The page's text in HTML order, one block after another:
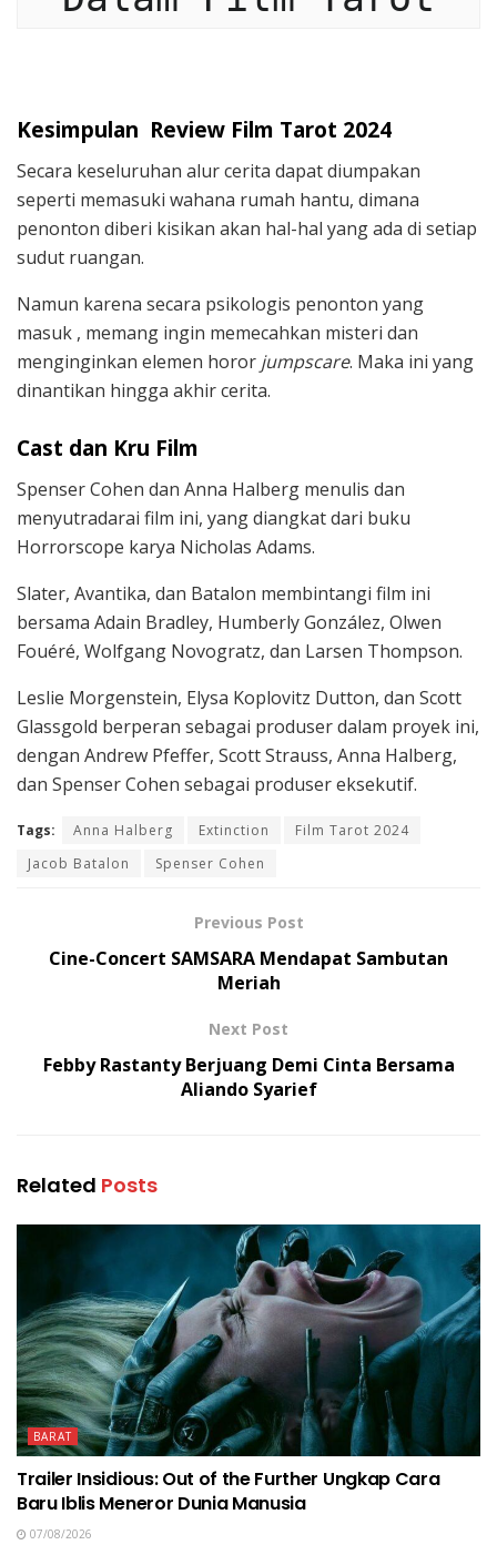
Kesimpulan Review Film Tarot 2024
Secara keseluruhan alur cerita dapat diumpakan
seperti memasuki wahana rumah hantu, dimana
penonton diberi kisikan akan hal-hal yang ada di setiap
sudut ruangan.
Namun karena secara psikologis penonton yang
masuk , memang ingin memecahkan misteri dan
menginginkan elemen horor jumpscare. Maka ini yang
dinantikan hingga akhir cerita.
Cast dan Kru Film
Spenser Cohen dan Anna Halberg menulis dan
menyutradarai film ini, yang diangkat dari buku
Horrorscope karya Nicholas Adams.
Slater, Avantika, dan Batalon membintangi film ini
bersama Adain Bradley, Humberly González, Olwen
Fouéré, Wolfgang Novogratz, dan Larsen Thompson.
Leslie Morgenstein, Elysa Koplovitz Dutton, dan Scott
Glassgold berperan sebagai produser dalam proyek ini,
dengan Andrew Pfeffer, Scott Strauss, Anna Halberg,
dan Spenser Cohen sebagai produser eksekutif.
Tags: Anna Halberg Extinction
Film Tarot 2024
Jacob Batalon
Spenser Cohen
Previous Post
Cine-Concert SAMSARA Mendapat Sambutan
Meriah
Next Post
Febby Rastanty Berjuang Demi Cinta Bersama
Aliando Syarief
Related Posts
BARAT
Trailer Insidious: Out of the Further Ungkap Cara
Baru Iblis Meneror Dunia Manusia
07/08/2026